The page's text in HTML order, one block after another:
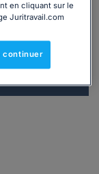
lundi au
en cliquant sur le
Juritravail.com
continuer